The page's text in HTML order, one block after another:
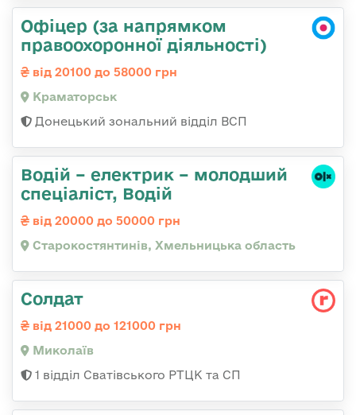
Офіцер (за напрямком
правоохоронної діяльності)
від 20100 до 58000 грн
Краматорськ
Донецький зональний відділ ВСП
Водій – електрик – молодший
спеціаліст, Водій
від 20000 до 50000 грн
Старокостянтинів, Хмельницька область
Солдат
від 21000 до 121000 грн
Миколаїв
1 відділ Сватівського РТЦК та СП